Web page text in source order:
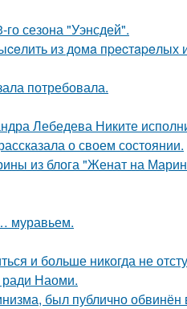
сезона "Уэнсдей".
из дoмa пpecтapeлых
потребовала.
Лебедева Никите
о своем состоянии.
из блога "Женат на
муравьем.
и больше никогда не
ради Наоми.
был публично обвинён